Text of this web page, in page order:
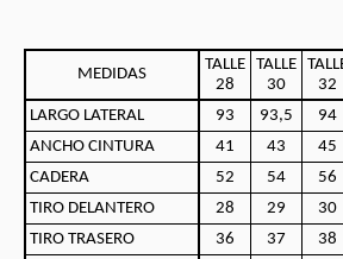
MEDIDAS
TALLE
28
TALLE
30
32
LARGO LATERAL
93 93,5 94
ANCHO CINTURA
41 43 45
CADERA
52 54 56
TIRO DELANTERO
28 29 30
TIRO TRASERO
36 37 38